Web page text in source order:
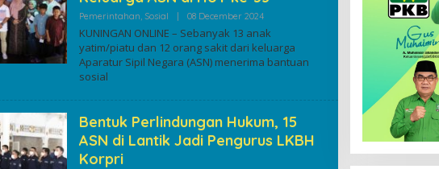
Pemerintahan Sosial | 08 December 2024By
KUNINGAN ONLINE – Sebanyak 13 anak
yatim/piatu dan 12 orang sakit dari keluarga
Aparatur Sipil Negara (ASN) menerima bantuan
sosial
Bentuk Perlindungan Hukum, 15
ASN di Lantik Jadi Pengurus LKBH
Korpri